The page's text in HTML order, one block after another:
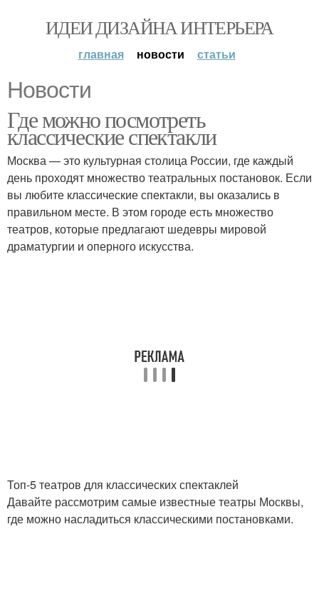
ИДЕИ ДИЗАЙНА ИНТЕРЬЕРА
главная новости статьи
Новости
Где можно посмотреть
классические спектакли
Москва — это культурная столица России, где каждый
день проходят множество театральных постановок. Если
вы любите классические спектакли, вы оказались в
правильном месте. В этом городе есть множество
театров, которые предлагают шедевры мировой
драматургии и оперного искусства.
Топ-5 театров для классических спектаклей
Давайте рассмотрим самые известные театры Москвы,
где можно насладиться классическими постановками.